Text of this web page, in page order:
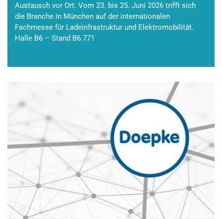
Austausch vor Ort. Vom 23. bis 25. Juni 2026 trifft sich
die Branche in München auf der internationalen
Fachmesse für Ladeinfrastruktur und Elektromobilität.
Halle B6 – Stand B6.771